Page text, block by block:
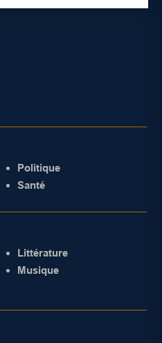
Politique
Santé
Littérature
Musique